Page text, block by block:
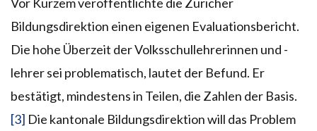
Bildungsdirektion einen eigenen Evaluationsbericht.
Die hohe Überzeit der Volksschullehrerinnen und -
lehrer sei problematisch, lautet der Befund. Er
bestätigt, mindestens in Teilen, die Zahlen der Basis.
[3] Die kantonale Bildungsdirektion will das Problem